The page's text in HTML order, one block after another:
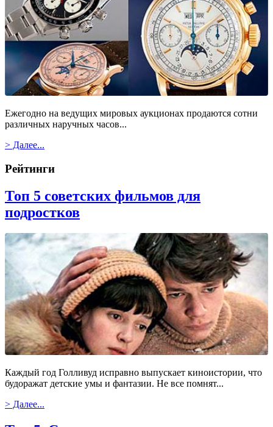
Ежегодно на ведущих мировых аукционах продаются сотни
различных наручных часов...
> Далее...
Рейтинги
Топ 5 советских фильмов для
подростков
Каждый год Голливуд исправно выпускает киноистории, что
будоражат детские умы и фантазии. Не все помнят...
> Далее...